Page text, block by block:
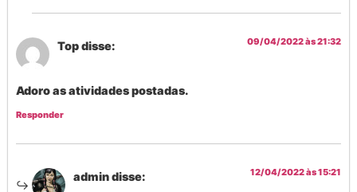
Topdisse: 09/04/2022 às 21:32
Adoro as atividades postadas.
Responder
admindisse: 12/04/2022 às 15:21